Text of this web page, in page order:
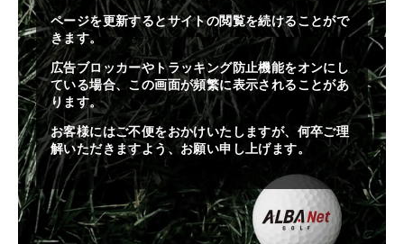
ページを更新するとサイトの閲覧を続けることがで
きます。
広告ブロッカーやトラッキング防止機能をオンにし
ている場合、この画面が頻繁に表示されることがあ
ります。
お客様にはご不便をおかけいたしますが、何卒ご理
解いただきますよう、お願い申し上げます。